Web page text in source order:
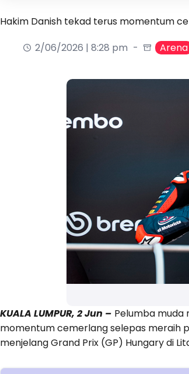
Hakim Danish tekad terus momentum
2/06/2026 | 8:28 pm
Arena
KUALA LUMPUR, 2 Jun – Pelumba muda
momentum cemerlang selepas meraih
menjelang Grand Prix (GP) Hungary di